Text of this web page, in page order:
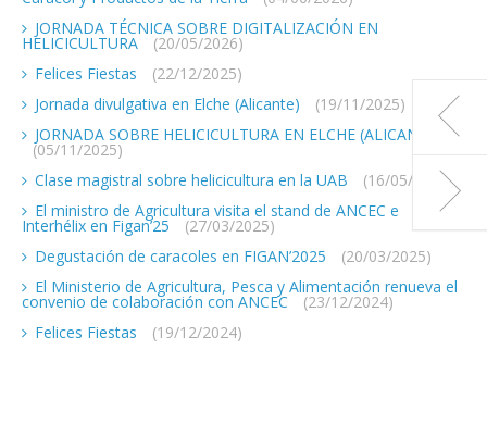
JORNADA TÉCNICA SOBRE DIGITALIZACIÓN EN
HELICICULTURA
(20/05/2026)
Felices Fiestas
(22/12/2025)
Jornada divulgativa en Elche (Alicante)
(19/11/2025)
JORNADA SOBRE HELICICULTURA EN ELCHE (ALICANTE)
(05/11/2025)
Clase magistral sobre helicicultura en la UAB
(16/05/2025)
El ministro de Agricultura visita el stand de ANCEC e
Interhélix en Figan’25
(27/03/2025)
Degustación de caracoles en FIGAN’2025
(20/03/2025)
El Ministerio de Agricultura, Pesca y Alimentación renueva el
convenio de colaboración con ANCEC
(23/12/2024)
Felices Fiestas
(19/12/2024)